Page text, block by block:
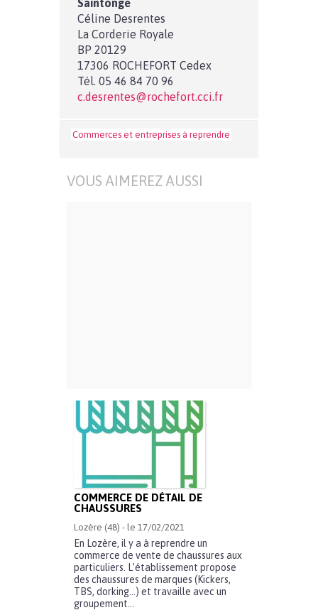
Saintonge
Céline Desrentes
La Corderie Royale
BP 20129
17306 ROCHEFORT Cedex
Tél. 05 46 84 70 96
c.desrentes@rochefort.cci.fr
Commerces et entreprises à reprendre
VOUS AIMEREZ AUSSI
COMMERCE DE DÉTAIL DE
CHAUSSURES
Lozère (48) - le 17/02/2021
En Lozère, il y a à reprendre un
commerce de vente de chaussures aux
particuliers. L’établissement propose
des chaussures de marques (Kickers,
TBS, dorking…) et travaille avec un
groupement...